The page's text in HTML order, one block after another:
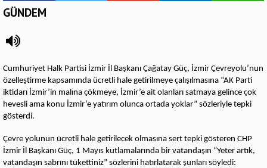
GÜNDEM
Cumhuriyet Halk Partisi İzmir İl Başkanı Çağatay Güç, İzmir Çevreyolu’nun
özelleştirme kapsamında ücretli hale getirilmeye çalışılmasına “AK Parti
iktidarı İzmir’in malına çökmeye, İzmir’e ait olanları satmaya gelince çok
hevesli ama konu İzmir’e yatırım olunca ortada yoklar” sözleriyle tepki
gösterdi.
Çevre yolunun ücretli hale getirilecek olmasına sert tepki gösteren CHP
İzmir İl Başkanı Güç, 1 Mayıs kutlamalarında bir vatandaşın “Yeter artık,
vatandaşın sabrını tükettiniz” sözlerini hatırlatarak şunları söyledi: